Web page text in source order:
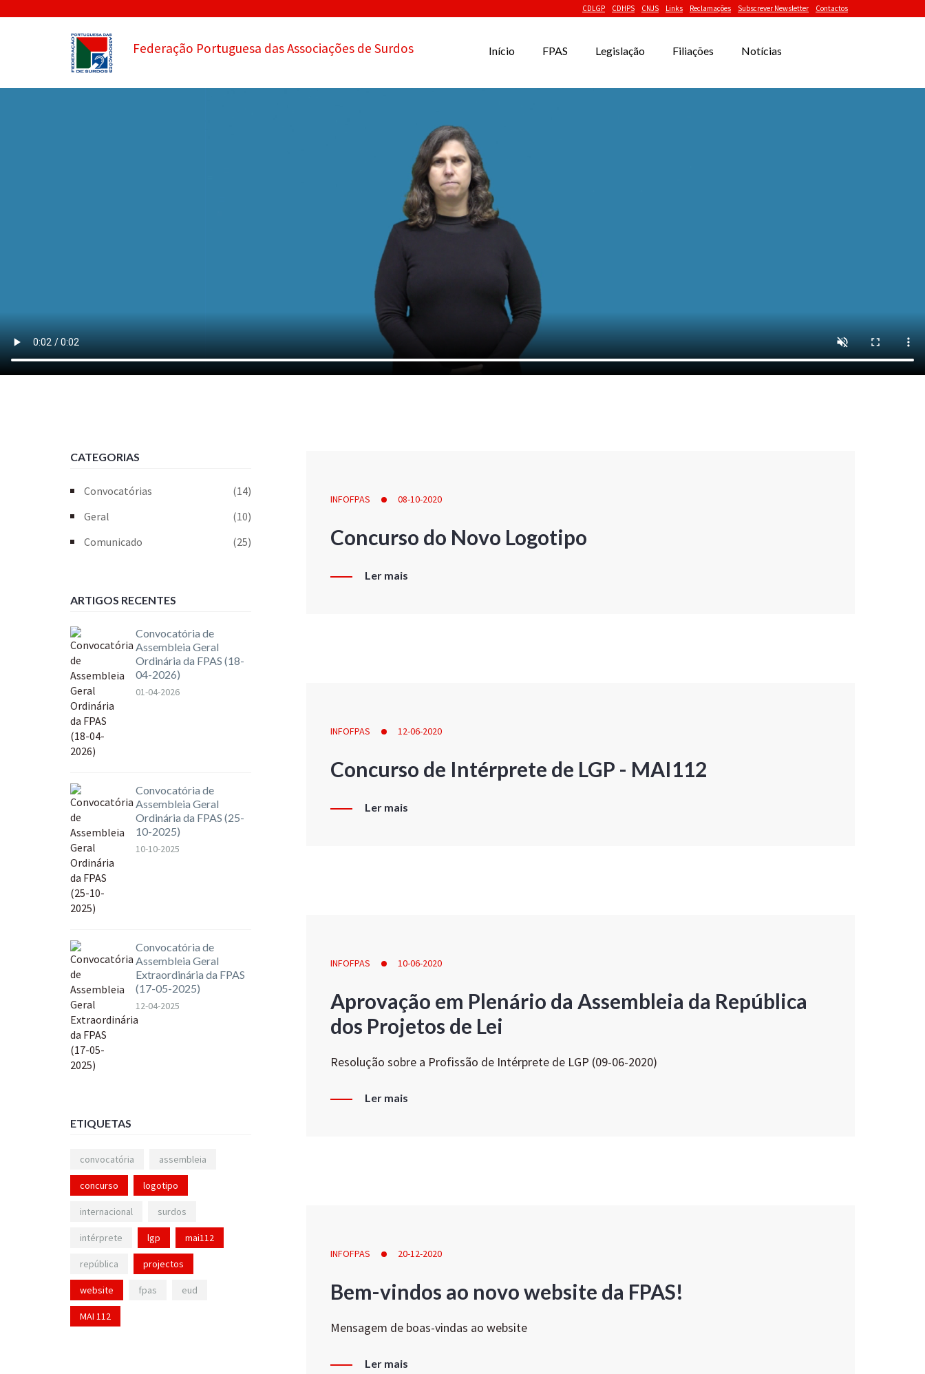
CDLGP CDHPS CNJS Links Reclamações Subscrever Newsletter Contactos
Federação Portuguesa das Associações de Surdos Início FPAS Legislação Filiações Notícias
INFOFPAS 08-10-2020
Concurso do Novo Logotipo
Ler mais
INFOFPAS 12-06-2020
Concurso de Intérprete de LGP - MAI112
Ler mais
INFOFPAS 10-06-2020
Aprovação em Plenário da Assembleia da República
dos Projetos de Lei
Resolução sobre a Profissão de Intérprete de LGP (09-06-2020)
Ler mais
INFOFPAS 20-12-2020
Bem-vindos ao novo website da FPAS!
Mensagem de boas-vindas ao website
Ler mais
CATEGORIAS
Convocatórias
(14)
Geral
(10)
Comunicado
(25)
ARTIGOS RECENTES
Convocatória de
Assembleia Geral
Ordinária da FPAS (18-
04-2026)
01-04-2026
Convocatória de
Assembleia Geral
Ordinária da FPAS (25-
10-2025)
10-10-2025
Convocatória de
Assembleia Geral
Extraordinária da FPAS
(17-05-2025)
12-04-2025
ETIQUETAS
convocatória assembleia
concurso logotipo
internacional surdos
intérprete lgp mai112
república projectos
website fpas eud
MAI 112